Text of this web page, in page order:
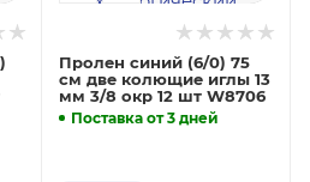
Пролен синий (6/0) 75
см две колющие иглы 13
мм 3/8 окр 12 шт W8706
Поставка от 3 дней